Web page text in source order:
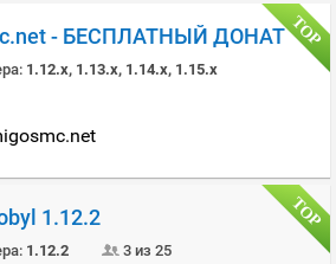
- БЕСПЛАТНЫЙ ДОНАТ
1.12.x, 1.13.x, 1.14.x, 1.15.x
1.12.2
1.12.2 3 из 25